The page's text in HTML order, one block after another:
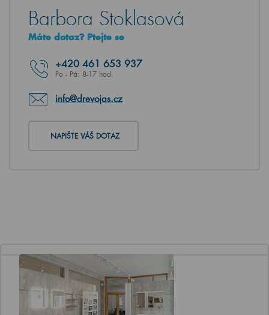
Barbora Stoklasová
Máte dotaz? Ptejte se
+420 461 653 937
Po - Pá: 8-17 hod.
info@drevojas.cz
NAPIŠTE VÁŠ DOTAZ